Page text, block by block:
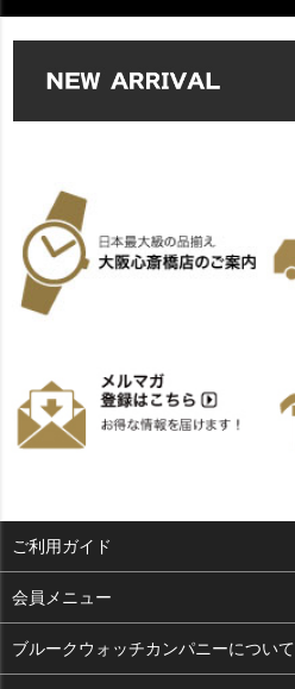
ご利用ガイド
よくある質問
支払い・送料
会員メニュー
ログイン
ブルークウォッチカンパニーについて